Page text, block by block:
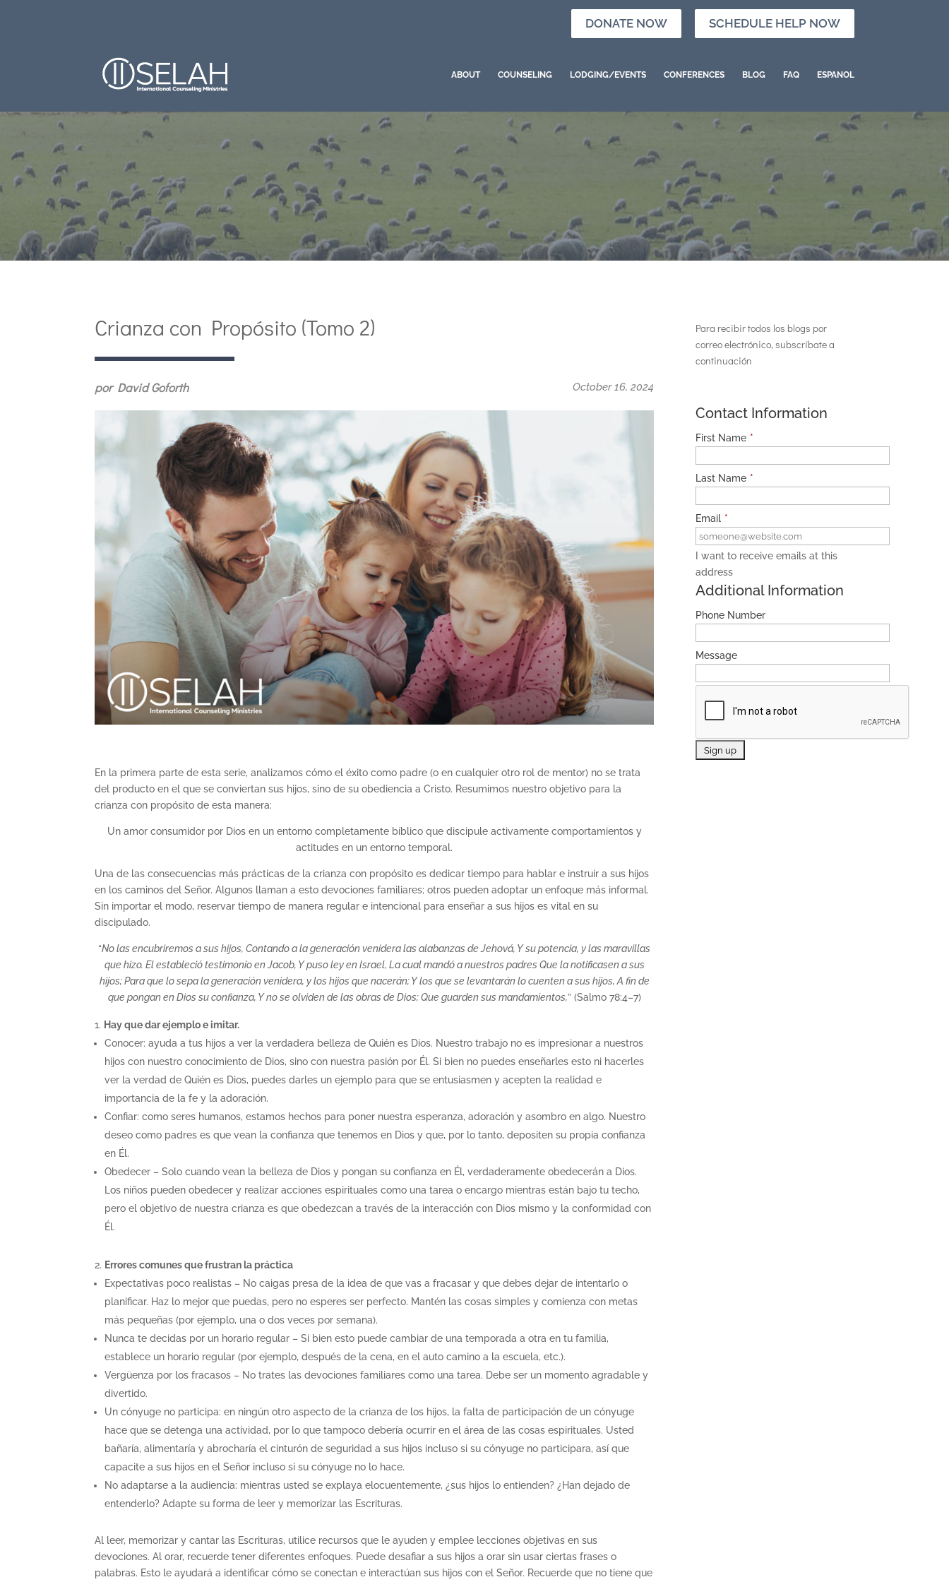
DONATE NOW SCHEDULE HELP NOW
ABOUT COUNSELING LODGING/EVENTS CONFERENCES BLOG FAQ ESPANOL
Crianza con Propósito (Tomo 2)
por David Goforth October 16, 2024
En la primera parte de esta serie, analizamos cómo el éxito como padre (o en cualquier otro rol de mentor) no se trata
del producto en el que se conviertan sus hijos, sino de su obediencia a Cristo. Resumimos nuestro objetivo para la
crianza con propósito de esta manera:
Un amor consumidor por Dios en un entorno completamente bíblico que discipule activamente comportamientos y
actitudes en un entorno temporal.
Una de las consecuencias más prácticas de la crianza con propósito es dedicar tiempo para hablar e instruir a sus hijos
en los caminos del Señor. Algunos llaman a esto devociones familiares; otros pueden adoptar un enfoque más informal.
Sin importar el modo, reservar tiempo de manera regular e intencional para enseñar a sus hijos es vital en su
discipulado.
“No las encubriremos a sus hijos, Contando a la generación venidera las alabanzas de Jehová, Y su potencia, y las maravillas
que hizo. El estableció testimonio en Jacob, Y puso ley en Israel, La cual mandó a nuestros padres Que la notificasen a sus
hijos; Para que lo sepa la generación venidera, y los hijos que nacerán; Y los que se levantarán lo cuenten a sus hijos, A fin de
que pongan en Dios su confianza, Y no se olviden de las obras de Dios; Que guarden sus mandamientos,” (Salmo 78:4–7)
Hay que dar ejemplo e imitar.
Conocer: ayuda a tus hijos a ver la verdadera belleza de Quién es Dios. Nuestro trabajo no es impresionar a nuestros
hijos con nuestro conocimiento de Dios, sino con nuestra pasión por Él. Si bien no puedes enseñarles esto ni hacerles
ver la verdad de Quién es Dios, puedes darles un ejemplo para que se entusiasmen y acepten la realidad e
importancia de la fe y la adoración.
Confiar: como seres humanos, estamos hechos para poner nuestra esperanza, adoración y asombro en algo. Nuestro
deseo como padres es que vean la confianza que tenemos en Dios y que, por lo tanto, depositen su propia confianza
en Él.
Obedecer – Solo cuando vean la belleza de Dios y pongan su confianza en Él, verdaderamente obedecerán a Dios.
Los niños pueden obedecer y realizar acciones espirituales como una tarea o encargo mientras están bajo tu techo,
pero el objetivo de nuestra crianza es que obedezcan a través de la interacción con Dios mismo y la conformidad con
Él.
Errores comunes que frustran la práctica
Expectativas poco realistas – No caigas presa de la idea de que vas a fracasar y que debes dejar de intentarlo o
planificar. Haz lo mejor que puedas, pero no esperes ser perfecto. Mantén las cosas simples y comienza con metas
más pequeñas (por ejemplo, una o dos veces por semana).
Nunca te decidas por un horario regular – Si bien esto puede cambiar de una temporada a otra en tu familia,
establece un horario regular (por ejemplo, después de la cena, en el auto camino a la escuela, etc.).
Vergüenza por los fracasos – No trates las devociones familiares como una tarea. Debe ser un momento agradable y
divertido.
Un cónyuge no participa: en ningún otro aspecto de la crianza de los hijos, la falta de participación de un cónyuge
hace que se detenga una actividad, por lo que tampoco debería ocurrir en el área de las cosas espirituales. Usted
bañaría, alimentaría y abrocharía el cinturón de seguridad a sus hijos incluso si su cónyuge no participara, así que
capacite a sus hijos en el Señor incluso si su cónyuge no lo hace.
No adaptarse a la audiencia: mientras usted se explaya elocuentemente, ¿sus hijos lo entienden? ¿Han dejado de
entenderlo? Adapte su forma de leer y memorizar las Escrituras.
Al leer, memorizar y cantar las Escrituras, utilice recursos que le ayuden y emplee lecciones objetivas en sus
devociones. Al orar, recuerde tener diferentes enfoques. Puede desafiar a sus hijos a orar sin usar ciertas frases o
palabras. Esto le ayudará a identificar cómo se conectan e interactúan sus hijos con el Señor. Recuerde que no tiene que
Para recibir todos los blogs por
correo electrónico, subscríbate a
continuación
Contact Information
First Name *
Last Name *
Email *
I want to receive emails at this
address
Additional Information
Phone Number
Message